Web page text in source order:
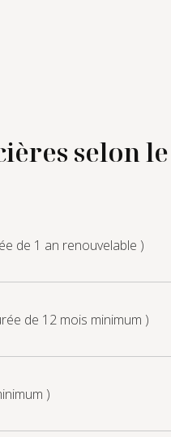
selon le
de 1 an renouvelable )
de 12 mois minimum )
)